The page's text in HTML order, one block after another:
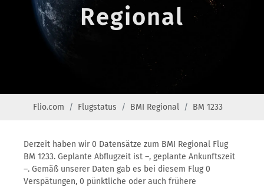
Regional
Flio.com Flugstatus BMI Regional BM 1233
Derzeit haben wir 0 Datensätze zum BMI Regional Flug
BM 1233. Geplante Abflugzeit ist –, geplante Ankunftszeit
–. Gemäß unserer Daten gab es bei diesem Flug 0
Verspätungen, 0 pünktliche oder auch frühere